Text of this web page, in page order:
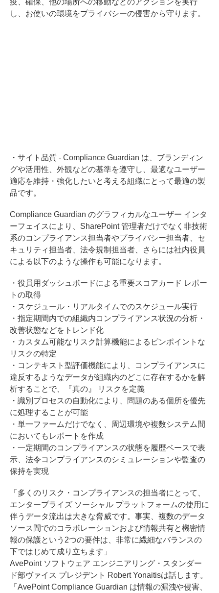
疫、確保、他の場所への移動などのアクションを実行
し、お使いの環境をプライバシーの侵害から守ります。
・サイト品質 - Compliance Guardian は、ブランディン
グや活用性、外観などの基準を遵守し、最適なユーザー
適応を維持・強化したいと考える組織にとって最適の製
品です。
Compliance Guardian のグラフィカルなユーザー インタ
ーフェイスにより、SharePoint 管理者だけでなく非技術
系のコンプライアンス担当者やプライバシー担当者、セ
キュリティ担当者、法令規制担当者、さらには社内役員
による以下のような操作も可能になります。
・役員用ダッシュボードによる重要スコアカード レポー
トの取得
・スケジュール・リアルタイムでのスケジュール実行
・指定期間内での組織内コンプライアンス状況の分析・
改善状態などをトレンド化
・カスタム可能なリスク計算機能によるピンポイントな
リスクの特定
・コンテキスト型評価機能により、コンプライアンスに
違反するようなデータが組織内のどこに存在するかを解
析することで、『真の』 リスクを定義
・識別プロセスの自動化により、問題のある個所を優先
に処理することが可能
・単一ファームだけでなく、周辺環境や複数システム間
においてもレポートを作成
・一定期間のコンプライアンスの状態を履歴ベースで表
示、法令コンプライアンスのシミュレーションや監査の
保持を実現
「多くのリスク・コンプライアンスの担当者にとって、
エンタープライズ ソーシャル プラットフォームの使用に
伴うデータ流出は大きな脅威です。事実、複数のデータ
ソース間でのコラボレーションおよび情報共有と機密情
報の保護という2つの要件は、非常に繊細なバランスの
下ではじめて成り立ちます」
AvePoint ソフトウェア エンジニアリング・スタンダー
ド部ヴァイス プレジデント Robert Yonaitisは話します。
「AvePoint Compliance Guardian は情報の漏洩や侵害、